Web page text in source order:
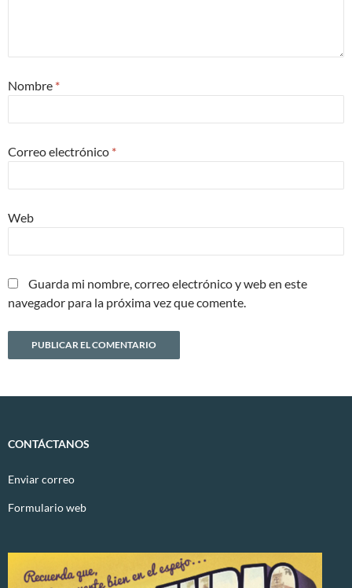
Nombre *
Correo electrónico *
Web
Guarda mi nombre, correo electrónico y web en este
navegador para la próxima vez que comente.
CONTÁCTANOS
Enviar correo
Formulario web